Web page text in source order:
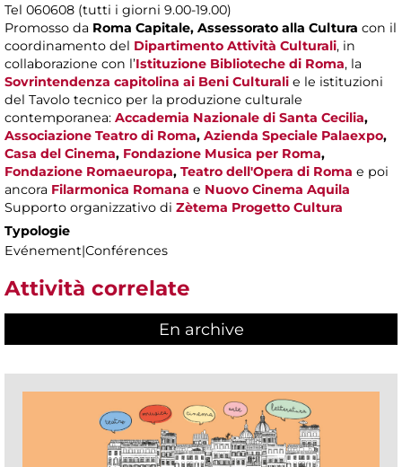
Tel 060608 (tutti i giorni 9.00-19.00)
Promosso da Roma Capitale, Assessorato alla Cultura con il
coordinamento del Dipartimento Attività Culturali, in
collaborazione con l’Istituzione Biblioteche di Roma, la
Sovrintendenza capitolina ai Beni Culturali e le istituzioni
del Tavolo tecnico per la produzione culturale
contemporanea: Accademia Nazionale di Santa Cecilia,
Associazione Teatro di Roma, Azienda Speciale Palaexpo,
Casa del Cinema, Fondazione Musica per Roma,
Fondazione Romaeuropa, Teatro dell'Opera di Roma e poi
ancora Filarmonica Romana e Nuovo Cinema Aquila
Supporto organizzativo di Zètema Progetto Cultura
Typologie
Evénement|Conférences
Attività correlate
En archive